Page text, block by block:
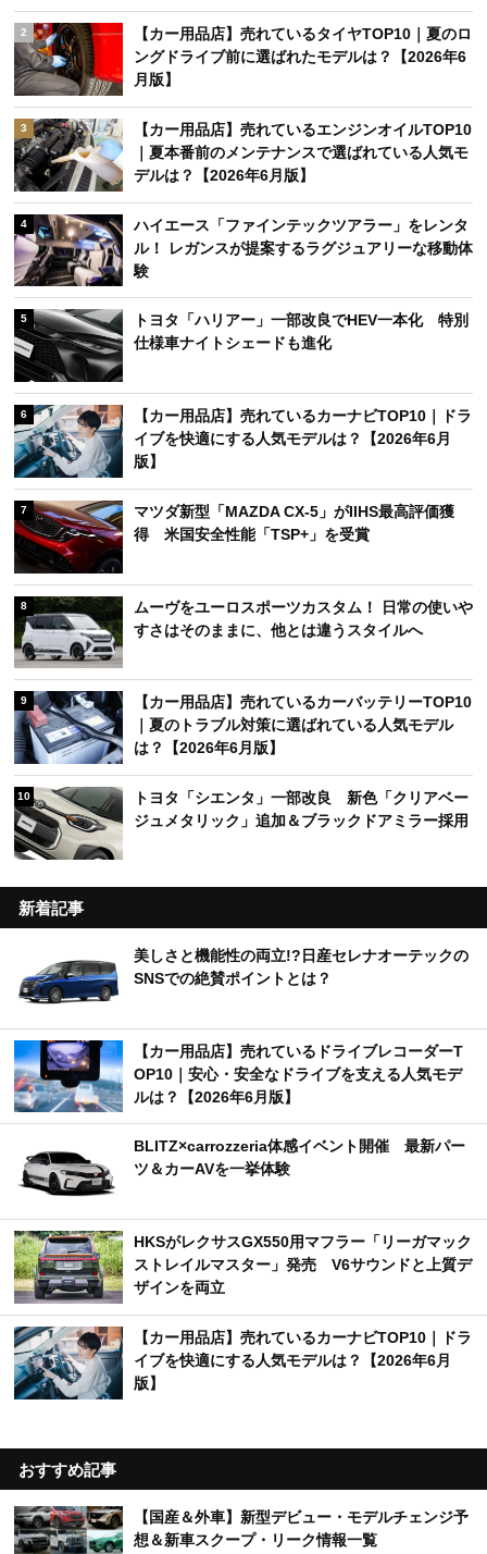
2
【カー用品店】売れているタイヤTOP10｜夏のロ
ングドライブ前に選ばれたモデルは？【2026年6
月版】
3
【カー用品店】売れているエンジンオイルTOP10
｜夏本番前のメンテナンスで選ばれている人気モ
デルは？【2026年6月版】
4
ハイエース「ファインテックツアラー」をレンタ
ル！ レガンスが提案するラグジュアリーな移動体
験
5
トヨタ「ハリアー」一部改良でHEV一本化 特別
仕様車ナイトシェードも進化
6
【カー用品店】売れているカーナビTOP10｜ドラ
イブを快適にする人気モデルは？【2026年6月
版】
7
マツダ新型「MAZDA CX-5」がIIHS最高評価獲
得 米国安全性能「TSP+」を受賞
8
ムーヴをユーロスポーツカスタム！ 日常の使いや
すさはそのままに、他とは違うスタイルへ
9
【カー用品店】売れているカーバッテリーTOP10
｜夏のトラブル対策に選ばれている人気モデル
は？【2026年6月版】
10
トヨタ「シエンタ」一部改良 新色「クリアベー
ジュメタリック」追加＆ブラックドアミラー採用
新着記事
美しさと機能性の両立!?日産セレナオーテックの
SNSでの絶賛ポイントとは？
【カー用品店】売れているドライブレコーダーT
OP10｜安心・安全なドライブを支える人気モデ
ルは？【2026年6月版】
BLITZ×carrozzeria体感イベント開催 最新パー
ツ＆カーAVを一挙体験
HKSがレクサスGX550用マフラー「リーガマック
ストレイルマスター」発売 V6サウンドと上質デ
ザインを両立
【カー用品店】売れているカーナビTOP10｜ドラ
イブを快適にする人気モデルは？【2026年6月
版】
おすすめ記事
【国産＆外車】新型デビュー・モデルチェンジ予
想＆新車スクープ・リーク情報一覧